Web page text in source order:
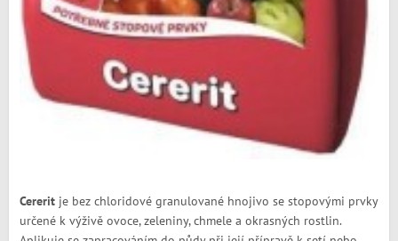
Cereritje bez chloridové granulované hnojivo se stopovými prvky
určené k výživě ovoce, zeleniny, chmele a okrasných rostlin.